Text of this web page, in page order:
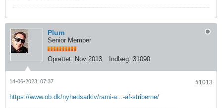
Plum
Senior Member
Oprettet: Nov 2013 Indlæg: 31090
#1013
14-06-2023, 07:37
https://www.ob.dk/nyhedsarkiv/rami-a...-af-striberne/